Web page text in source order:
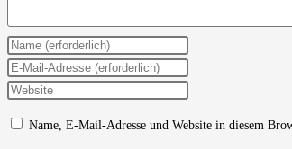
Gib
deinen
Namen
Benutzernamen
Gib
deine
Gib
Name, E-Mail-Adresse und Website in diesem